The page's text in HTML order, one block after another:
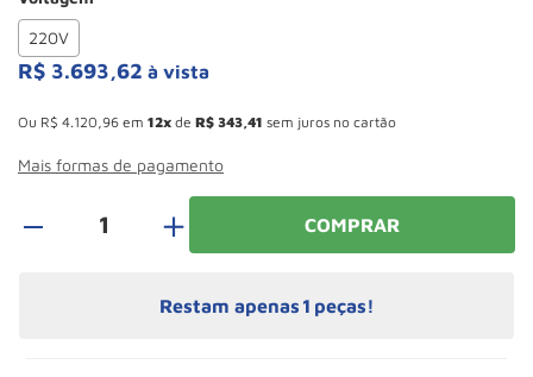
220V
R$ 3.693,62 à vista
Ou R$ 4.120 96 em 12 de R$ 343 41 sem juros no cartão
Mais formas de pagamento
＋ COMPRAR
Restam apenas 1 peças!
10º Paleteira